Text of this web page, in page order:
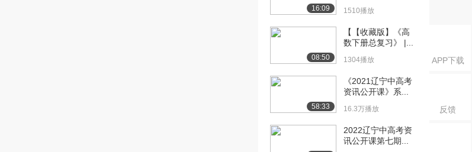
APP下载
反馈
课：韵书：韵的分...
课：韵书：红楼梦...
[20] 上海外国语大学公开
课：韵书：红楼梦...
16:09 1510播放
08:50
【【收藏版】《高
数下册总复习》 |...
1304播放
58:33
《2021辽宁中高考
资讯公开课》系...
16.3万播放
2022辽宁中高考资
讯公开课第七期...